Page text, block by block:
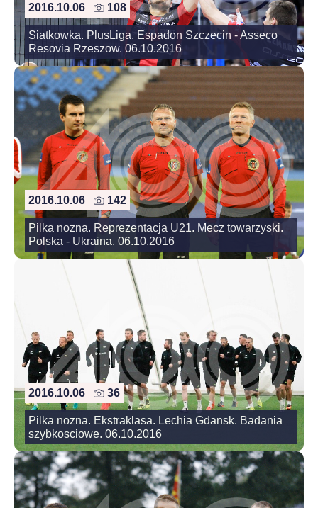
2016.10.06 108
Siatkowka. PlusLiga. Espadon Szczecin - Asseco
Resovia Rzeszow. 06.10.2016
2016.10.06 142
Pilka nozna. Reprezentacja U21. Mecz towarzyski.
Polska - Ukraina. 06.10.2016
2016.10.06 36
Pilka nozna. Ekstraklasa. Lechia Gdansk. Badania
szybkosciowe. 06.10.2016